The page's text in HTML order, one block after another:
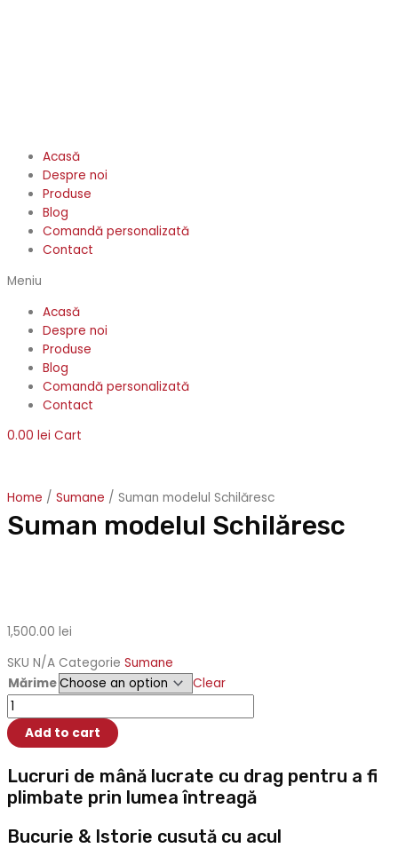
Acasă
Despre noi
Produse
Blog
Comandă personalizată
Contact
Meniu
Acasă
Despre noi
Produse
Blog
Comandă personalizată
Contact
0.00 lei Cart
Home / Sumane / Suman modelul Schilăresc
Suman modelul Schilăresc
1,500.00 lei
SKU N/A Categorie Sumane
Mărime
Clear
Suman
modelul
Schilăresc
Add to cart
Lucruri de mână lucrate cu drag pentru a fi
plimbate prin lumea întreagă
Bucurie & Istorie cusută cu acul